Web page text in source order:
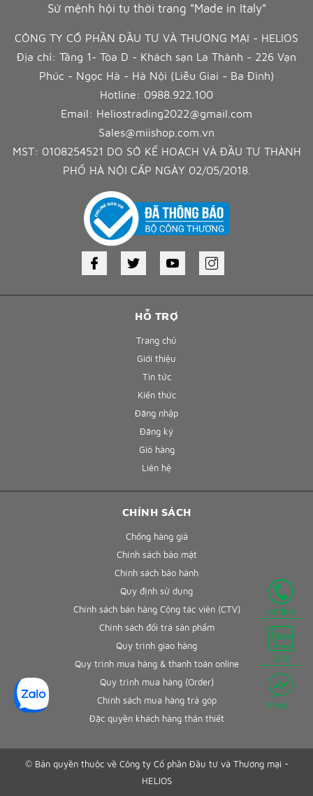
Hotline
Zalo
Mess...
HỖ TRỢ
Trang chủ
Giới thiệu
Tin tức
Kiến thức
Đăng nhập
Đăng ký
Giỏ hàng
Liên hệ
Sứ mệnh hội tụ thời trang "Made in Italy"
CÔNG TY CỔ PHẦN ĐẦU TƯ VÀ THƯƠNG MẠI - HELIOS
Địa chỉ: Tầng 1- Tòa D - Khách sạn La Thành - 226 Vạn
Phúc - Ngọc Hà - Hà Nội (Liễu Giai - Ba Đình)
Hotline: 0988.922.100
Email: Heliostrading2022@gmail.com
Sales@miishop.com.vn
MST: 0108254521 DO SỞ KẾ HOẠCH VÀ ĐẦU TƯ THÀNH
PHỐ HÀ NỘI CẤP NGÀY 02/05/2018.
CHÍNH SÁCH
Chống hàng giả
Chính sách bảo mật
Chính sách bảo hành
Quy định sử dụng
Chính sách bán hàng Cộng tác viên (CTV)
Chính sách đổi trả sản phẩm
Quy trình giao hàng
Quy trình mua hàng & thanh toán online
Quy trình mua hàng (Order)
Chính sách mua hàng trả góp
Đặc quyền khách hàng thân thiết
© Bản quyền thuộc về Công ty Cổ phần Đầu tư và Thương mại -
HELIOS